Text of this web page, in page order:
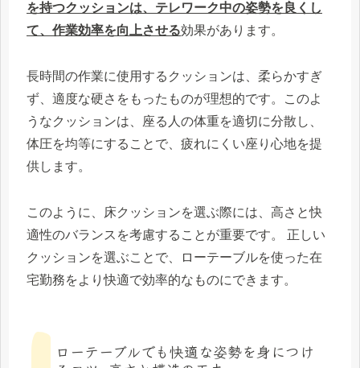
を持つクッションは、テレワーク中の姿勢を良くし
て、作業効率を向上させる効果があります。
長時間の作業に使用するクッションは、柔らかすぎ
ず、適度な硬さをもったものが理想的です。このよ
うなクッションは、座る人の体重を適切に分散し、
体圧を均等にすることで、疲れにくい座り心地を提
供します。
このように、床クッションを選ぶ際には、高さと快
適性のバランスを考慮することが重要です。 正しい
クッションを選ぶことで、ローテーブルを使った在
宅勤務をより快適で効率的なものにできます。
ローテーブルでも快適な姿勢を身につけ